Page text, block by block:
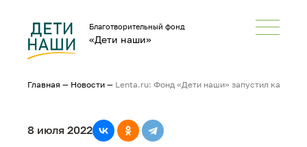
Благотворительный фонд
«Дети наши»
Главная — Новости — Lenta.ru: Фонд «Дети наши» запустил
8 июля 2022